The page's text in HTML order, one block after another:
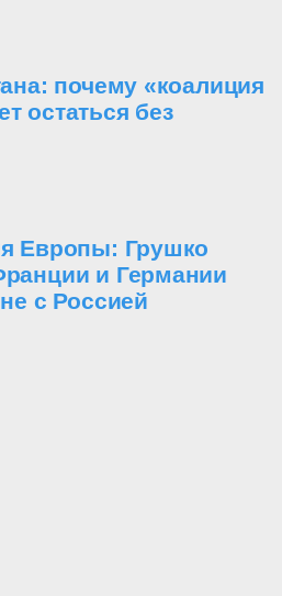
почему «коалиция
остаться без
Европы: Грушко
и Германии
с Россией